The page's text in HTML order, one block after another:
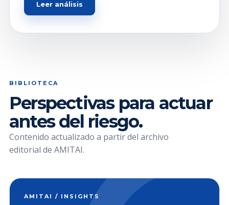
Leer análisis
BIBLIOTECA
Perspectivas para actuar
antes del riesgo.
Contenido actualizado a partir del archivo
editorial de AMITAI.
AMITAI / INSIGHTS